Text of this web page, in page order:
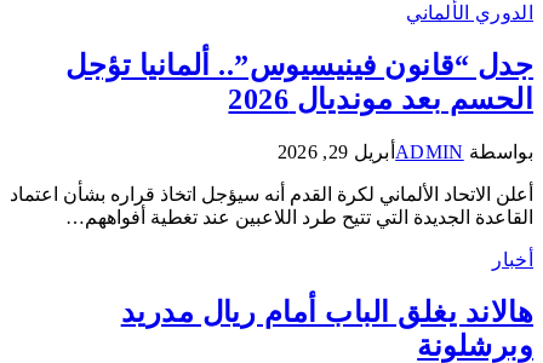
الدوري الألماني
جدل “قانون فينيسيوس”.. ألمانيا تؤجل
الحسم بعد مونديال 2026
بواسطة ADMIN أبريل 29, 2026
أعلن الاتحاد الألماني لكرة القدم أنه سيؤجل اتخاذ قراره بشأن اعتماد
القاعدة الجديدة التي تتيح طرد اللاعبين عند تغطية أفواههم…
أخبار
هالاند يغلق الباب أمام ريال مدريد
وبرشلونة